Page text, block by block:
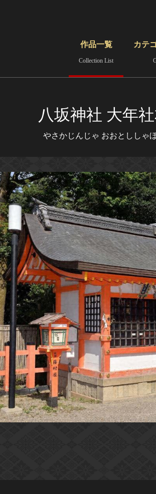
さらに詳細検索
作品一覧
Collection List
カテ
八坂神社 大年
やさかじんじゃ おおとししゃ